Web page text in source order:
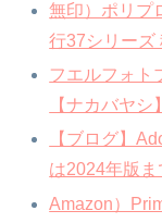
無印）ポリプ
行37シリーズ
フエルフォト
【ナカバヤ
【ブログ】
は2024年版
Amazon）